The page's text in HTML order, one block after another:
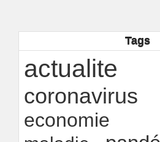
Observatoire des
transparence locale, impact
26/07/2026 -Ndakhté M. GAYE
Rapport Bceao 2025 :
innovation
Tags
actualite
coronavirus
economie